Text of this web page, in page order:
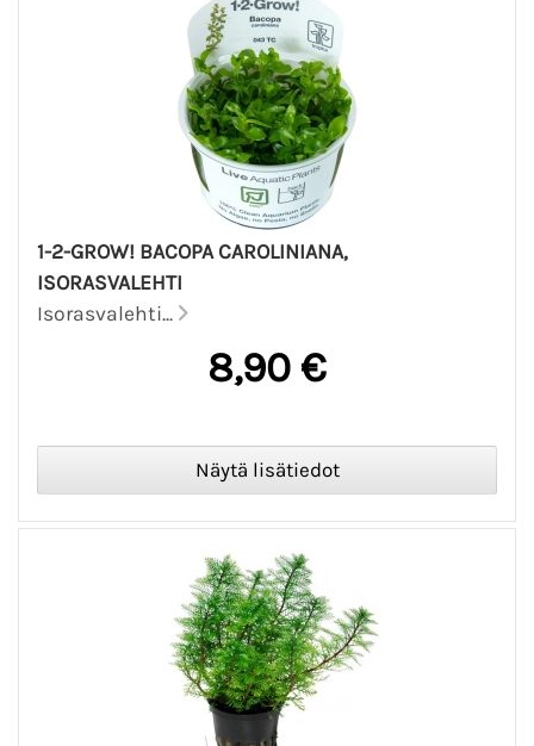
1-2-GROW! BACOPA CAROLINIANA,
ISORASVALEHTI
Isorasvalehti...
8,90 €